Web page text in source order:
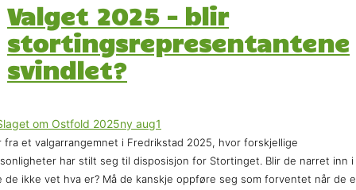
Valget 2025 – blir
stortingsrepresentantene
svindlet?
fra et valgarrangemnet i Fredrikstad 2025, hvor forskjellige
har stilt seg til disposisjon for Stortinget. Blir de narret inn i
de ikke vet hva er? Må de kanskje oppføre seg som forventet når de